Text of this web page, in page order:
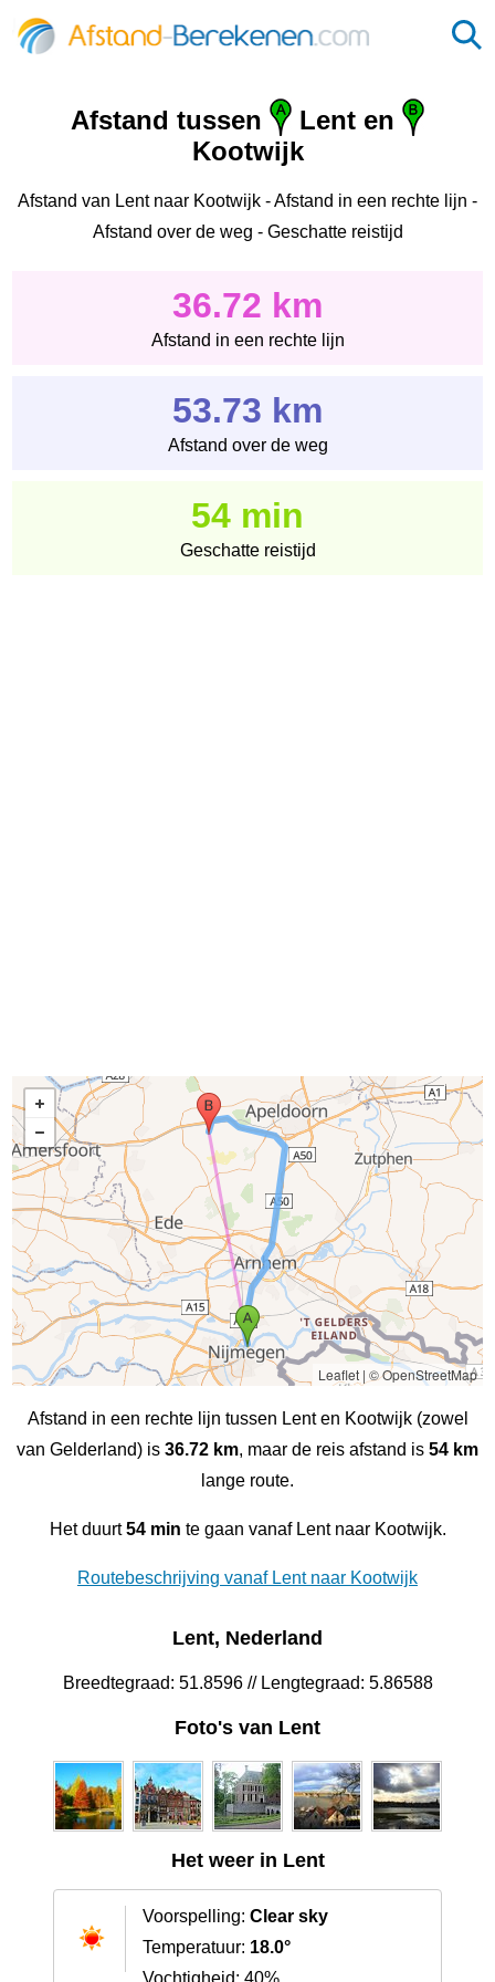
Afstand tussen
Lent en
Kootwijk
Afstand van Lent naar Kootwijk - Afstand in een rechte lijn -
Afstand over de weg - Geschatte reistijd
36.72 km
Afstand in een rechte lijn
53.73 km
Afstand over de weg
54 min
Geschatte reistijd
Leaflet| © OpenStreetMap
Afstand in een rechte lijn tussen Lent en Kootwijk (zowel
van Gelderland) is 36.72 km, maar de reis afstand is 54 km
lange route.
Het duurt54 min te gaan vanaf Lent naar Kootwijk.
Routebeschrijving vanaf Lent naar Kootwijk
Lent, Nederland
Breedtegraad: 51.8596 // Lengtegraad: 5.86588
Foto's van Lent
Het weer in Lent
Voorspelling: Clear sky
Temperatuur: 18.0°